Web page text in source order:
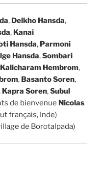
, Delkho Hansda,
, Kanai
Hansda, Parmoni
Hansda,Sombari
Kalicharam Hembrom,
, Basanto Soren,
Kapra Soren,Subul
de bienvenue Nicolas
français, Inde)
de Borotalpada)